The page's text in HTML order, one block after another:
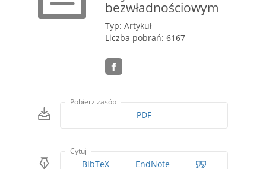
bezwładnościowym
Typ: Artykuł
Liczba pobrań: 6167
Pobierz zasób
PDF
Cytuj
BibTeX EndNote